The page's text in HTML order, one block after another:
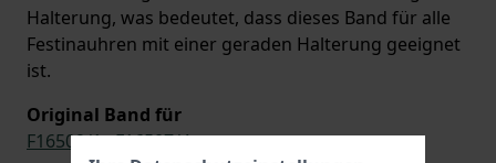
Halterung, was bedeutet, dass dieses Band für alle
Festinauhren mit einer geraden Halterung geeignet
ist.
Original Band für
F16509/1,F16507/4